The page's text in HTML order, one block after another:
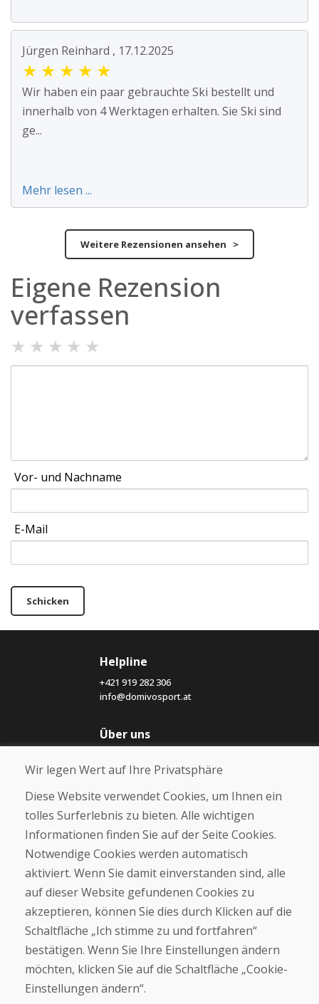
Jürgen Reinhard , 17.12.2025
★ ★ ★ ★ ★
Wir haben ein paar gebrauchte Ski bestellt und
innerhalb von 4 Werktagen erhalten. Sie Ski sind
ge...
Mehr lesen ...
Weitere Rezensionen ansehen >
Eigene Rezension
verfassen
★ ★ ★ ★ ★
Vor- und Nachname
E-Mail
Schicken
Helpline
+421 919 282 306
info@domivosport.at
Über uns
Über uns
Kontakt
Kaufen
E-Shop
Geschäftsbedingungen
Zahlung
Beschwerde
Rückgabe und Umtausch von Waren
Cookies
Wir legen Wert auf Ihre Privatsphäre
Diese Website verwendet Cookies, um Ihnen ein
tolles Surferlebnis zu bieten. Alle wichtigen
Informationen finden Sie auf der Seite Cookies.
Notwendige Cookies werden automatisch
aktiviert. Wenn Sie damit einverstanden sind, alle
auf dieser Website gefundenen Cookies zu
akzeptieren, können Sie dies durch Klicken auf die
Schaltfläche „Ich stimme zu und fortfahren“
bestätigen. Wenn Sie Ihre Einstellungen ändern
möchten, klicken Sie auf die Schaltfläche „Cookie-
Einstellungen ändern“.